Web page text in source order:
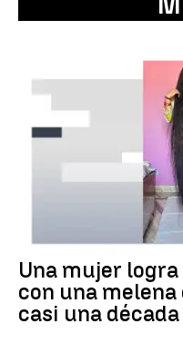
Una mujer
con una melena
casi una